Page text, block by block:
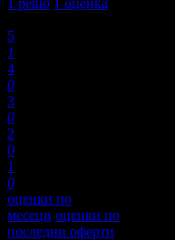
1 ревю 1 оценка
5
1
4
0
3
0
2
0
1
0
оценки по
месеци оценки по
последни оферти